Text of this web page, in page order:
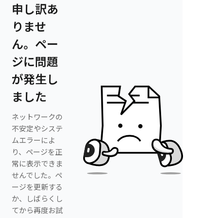
申し訳あ
りませ
ん。ペー
ジに問題
が発生し
ました
ネットワークの
不安定やシステ
ムエラーによ
り、ページを正
常に表示できま
せんでした。ペ
ージを更新する
か、しばらくし
てから再度お試